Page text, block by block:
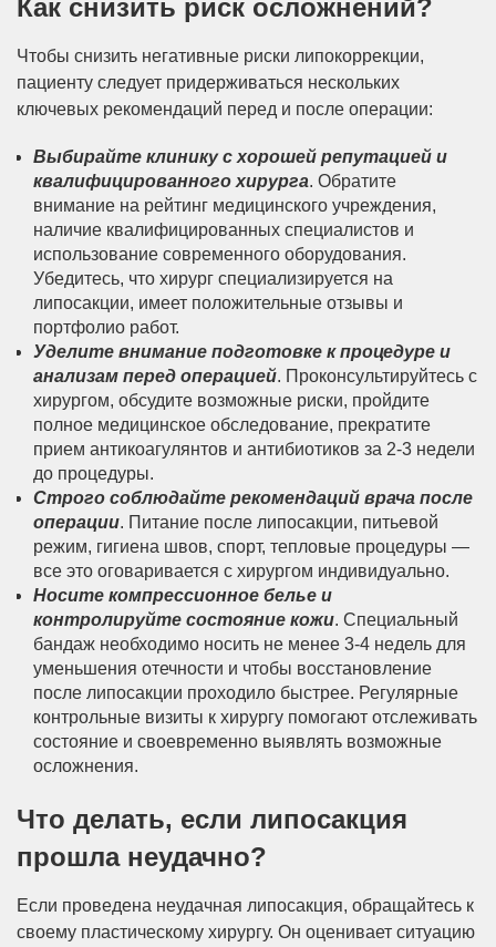
Как снизить риск осложнений?
Чтобы снизить негативные риски липокоррекции,
пациенту следует придерживаться нескольких
ключевых рекомендаций перед и после операции:
Выбирайте клинику с хорошей репутацией и
квалифицированного хирурга. Обратите
внимание на рейтинг медицинского учреждения,
наличие квалифицированных специалистов и
использование современного оборудования.
Убедитесь, что хирург специализируется на
липосакции, имеет положительные отзывы и
портфолио работ.
Уделите внимание подготовке к процедуре и
анализам перед операцией. Проконсультируйтесь с
хирургом, обсудите возможные риски, пройдите
полное медицинское обследование, прекратите
прием антикоагулянтов и антибиотиков за 2-3 недели
до процедуры.
Строго соблюдайте рекомендаций врача после
операции. Питание после липосакции, питьевой
режим, гигиена швов, спорт, тепловые процедуры —
все это оговаривается с хирургом индивидуально.
Носите компрессионное белье и
контролируйте состояние кожи. Специальный
бандаж необходимо носить не менее 3-4 недель для
уменьшения отечности и чтобы восстановление
после липосакции проходило быстрее. Регулярные
контрольные визиты к хирургу помогают отслеживать
состояние и своевременно выявлять возможные
осложнения.
Что делать, если липосакция
прошла неудачно?
Если проведена неудачная липосакция, обращайтесь к
своему пластическому хирургу. Он оценивает ситуацию